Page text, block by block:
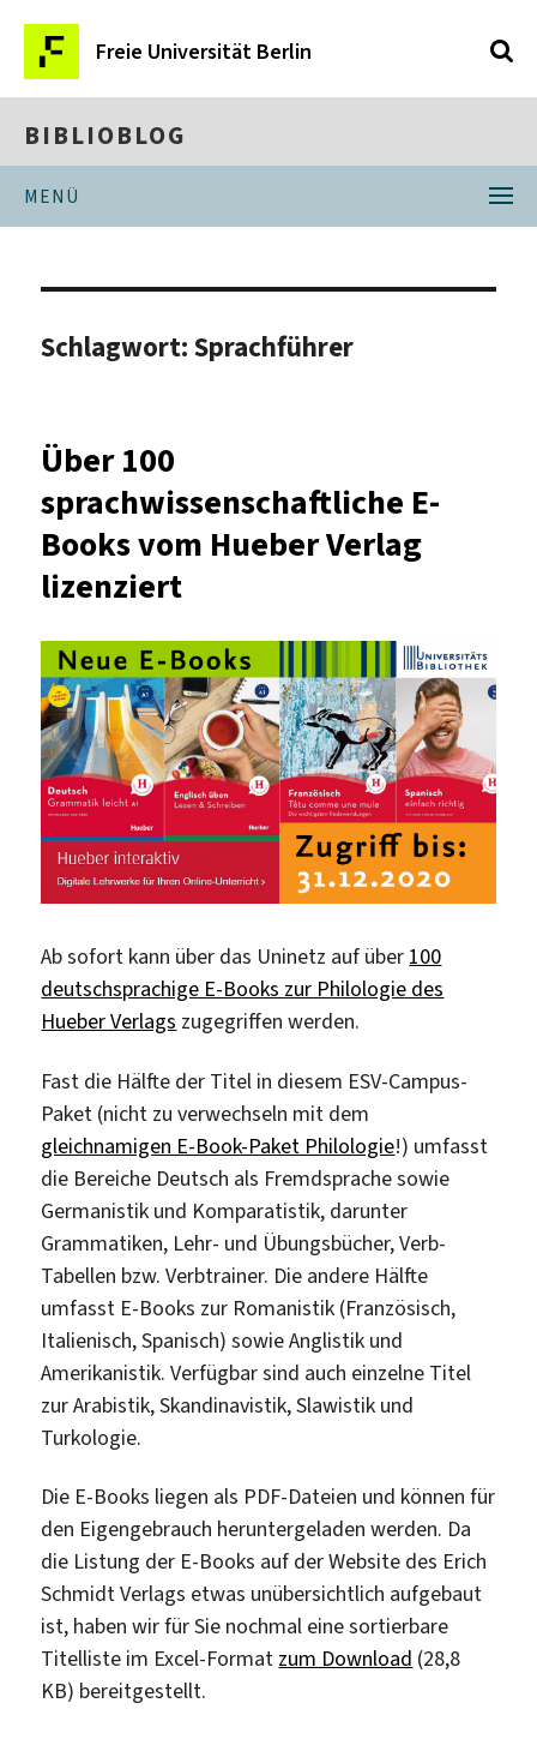
Freie Universität Berlin
BIBLIOBLOG
MENÜ
Schlagwort:Sprachführer
Über 100
sprachwissenschaftliche E-
Books vom Hueber Verlag
lizenziert
Ab sofort kann über das Uninetz auf über 100
deutschsprachige E-Books zur Philologie des
Hueber Verlags zugegriffen werden.
Fast die Hälfte der Titel in diesem ESV-Campus-
Paket (nicht zu verwechseln mit dem
gleichnamigen E-Book-Paket Philologie!) umfasst
die Bereiche Deutsch als Fremdsprache sowie
Germanistik und Komparatistik, darunter
Grammatiken, Lehr- und Übungsbücher, Verb-
Tabellen bzw. Verbtrainer. Die andere Hälfte
umfasst E-Books zur Romanistik (Französisch,
Italienisch, Spanisch) sowie Anglistik und
Amerikanistik. Verfügbar sind auch einzelne Titel
zur Arabistik, Skandinavistik, Slawistik und
Turkologie.
Die E-Books liegen als PDF-Dateien und können für
den Eigengebrauch heruntergeladen werden. Da
die Listung der E-Books auf der Website des Erich
Schmidt Verlags etwas unübersichtlich aufgebaut
ist, haben wir für Sie nochmal eine sortierbare
Titelliste im Excel-Format zum Download (28,8
KB) bereitgestellt.